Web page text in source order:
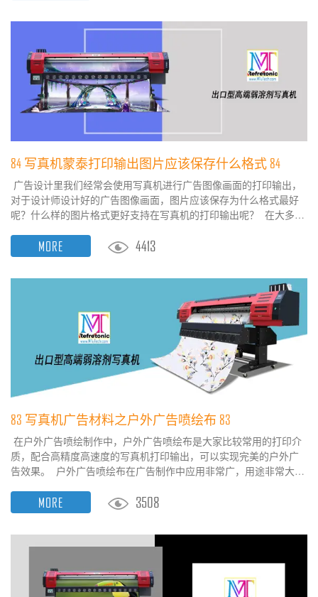
广告喷绘制作业务中赚取更可观的利润。 日前，上...
84 写真机蒙泰打印输出图片应该保存什么格式 84
广告设计里我们经常会使用写真机进行广告图像画面的打印输出，
对于设计师设计好的广告图像画面，图片应该保存为什么格式最好
呢？什么样的图片格式更好支持在写真机的打印输出呢？ 在大多数
软件，蒙泰彩色电子出版系统v5.3是一款用得比较多的喷绘软件，可
MORE 4413
83 写真机广告材料之户外广告喷绘布 83
在户外广告喷绘制作中，户外广告喷绘布是大家比较常用的打印介
质，配合高精度高速度的写真机打印输出，可以实现完美的户外广
告效果。 户外广告喷绘布在广告制作中应用非常广，用途非常大，
一种以PVC为原材料经过一定的制作工艺生产的，主要用于户外广
家不仅重视广告本身的设计、喷绘质量，而且在广...
MORE 3508